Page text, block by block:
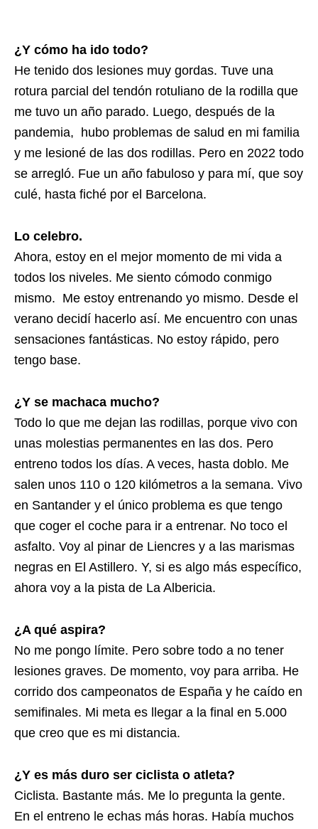
¿Y cómo ha ido todo?
He tenido dos lesiones muy gordas. Tuve una
rotura parcial del tendón rotuliano de la rodilla que
me tuvo un año parado. Luego, después de la
pandemia, hubo problemas de salud en mi familia
y me lesioné de las dos rodillas. Pero en 2022 todo
se arregló. Fue un año fabuloso y para mí, que soy
culé, hasta fiché por el Barcelona.
Lo celebro.
Ahora, estoy en el mejor momento de mi vida a
todos los niveles. Me siento cómodo conmigo
mismo. Me estoy entrenando yo mismo. Desde el
verano decidí hacerlo así. Me encuentro con unas
sensaciones fantásticas. No estoy rápido, pero
tengo base.
¿Y se machaca mucho?
Todo lo que me dejan las rodillas, porque vivo con
unas molestias permanentes en las dos. Pero
entreno todos los días. A veces, hasta doblo. Me
salen unos 110 o 120 kilómetros a la semana. Vivo
en Santander y el único problema es que tengo
que coger el coche para ir a entrenar. No toco el
asfalto. Voy al pinar de Liencres y a las marismas
negras en El Astillero. Y, si es algo más específico,
ahora voy a la pista de La Albericia.
¿A qué aspira?
No me pongo límite. Pero sobre todo a no tener
lesiones graves. De momento, voy para arriba. He
corrido dos campeonatos de España y he caído en
semifinales. Mi meta es llegar a la final en 5.000
que creo que es mi distancia.
¿Y es más duro ser ciclista o atleta?
Ciclista. Bastante más. Me lo pregunta la gente.
En el entreno le echas más horas. Había muchos